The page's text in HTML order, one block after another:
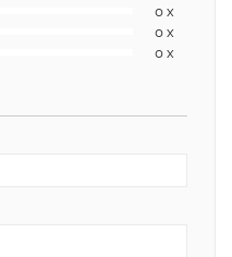
0 x
0 x
0 x